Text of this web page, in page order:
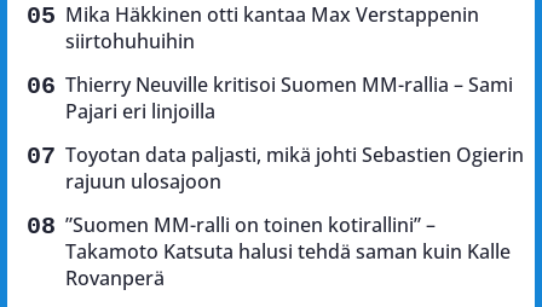
Mika Häkkinen otti kantaa Max Verstappenin
siirtohuhuihin
Thierry Neuville kritisoi Suomen MM-rallia – Sami
Pajari eri linjoilla
Toyotan data paljasti, mikä johti Sebastien Ogierin
rajuun ulosajoon
”Suomen MM-ralli on toinen kotirallini” –
Takamoto Katsuta halusi tehdä saman kuin Kalle
Rovanperä